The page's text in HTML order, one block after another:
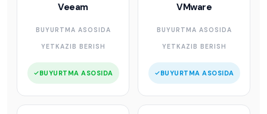
Veeam
BUYURTMA ASOSIDA
YETKAZIB BERISH
BUYURTMA ASOSIDA
VMware
BUYURTMA ASOSIDA
YETKAZIB BERISH
BUYURTMA ASOSIDA